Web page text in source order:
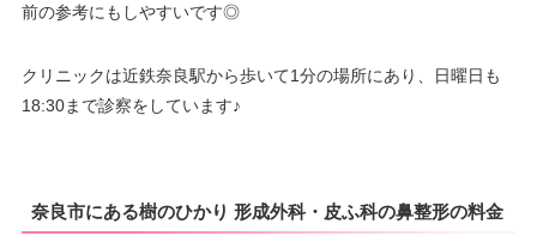
前の参考にもしやすいです◎
クリニックは近鉄奈良駅から歩いて1分の場所にあり、日曜日も
18:30まで診察をしています♪
奈良市にある樹のひかり 形成外科・皮ふ科の鼻整形の料金